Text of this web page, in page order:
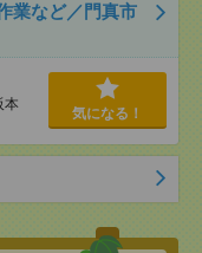
業など／門真市
本
気になる！